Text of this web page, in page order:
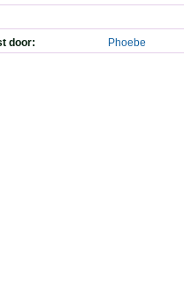
door: Phoebe